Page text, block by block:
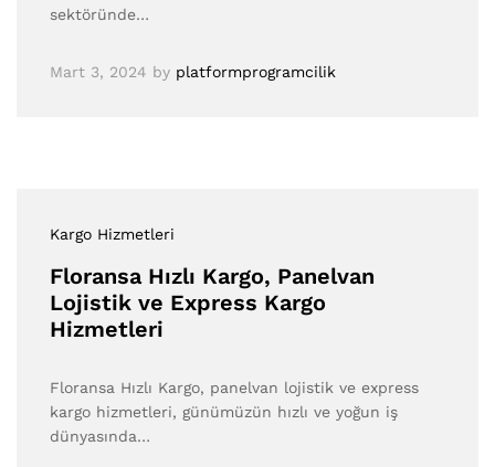
sektöründe…
Mart 3, 2024 by platformprogramcilik
Kargo Hizmetleri
Floransa Hızlı Kargo, Panelvan
Lojistik ve Express Kargo
Hizmetleri
Floransa Hızlı Kargo, panelvan lojistik ve express
kargo hizmetleri, günümüzün hızlı ve yoğun iş
dünyasında…